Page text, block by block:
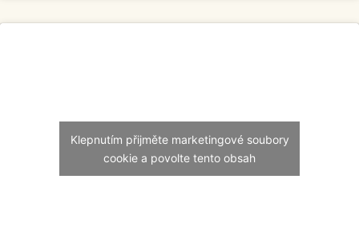
Klepnutím přijměte marketingové soubory
cookie a povolte tento obsah